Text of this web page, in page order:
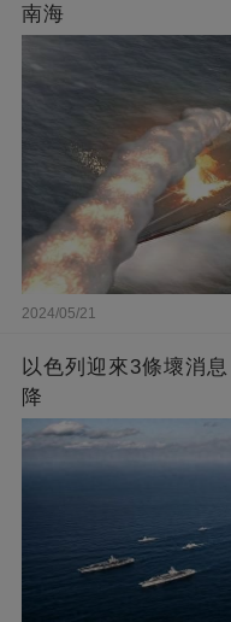
南海
2024/05/21
以色列迎來3條壞消
降